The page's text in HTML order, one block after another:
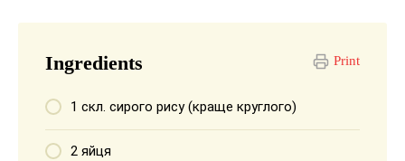
Print
Ingredients
1 скл. сирого рису (краще круглого)
2 яйця